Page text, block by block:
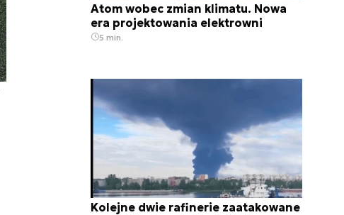
Atom wobec zmian klimatu. Nowa
era projektowania elektrowni
5 min.
Kolejne dwie rafinerie zaatakowane